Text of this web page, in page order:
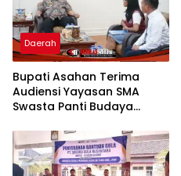
Daerah
Bupati Asahan Terima
Audiensi Yayasan SMA
Swasta Panti Budaya
Grace Natalie Sagala